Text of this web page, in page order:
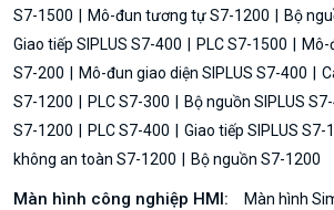
S7-1500
Mô-đun tương tự S7-1200
Bộ
Giao tiếp SIPLUS S7-400
PLC S7-1500
Mô-
S7-200
Mô-đun giao diện SIPLUS S7-400
S7-1200
PLC S7-300 Bộ nguồn SIPLUS
S7-1200
PLC S7-400 Giao tiếp SIPLUS S7-
không an toàn S7-1200
Bộ nguồn S7-1200
Màn hình công nghiệp HMI:
Màn hình